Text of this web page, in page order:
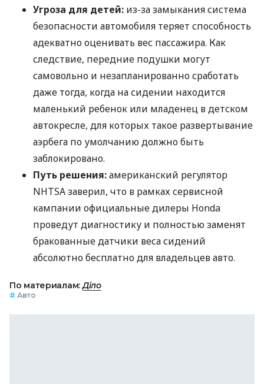
Угроза для детей: из-за замыкания система
безопасности автомобиля теряет способность
адекватно оценивать вес пассажира. Как
следствие, передние подушки могут
самовольно и незапланированно сработать
даже тогда, когда на сидении находится
маленький ребенок или младенец в детском
автокресле, для которых такое развертывание
аэрбега по умолчанию должно быть
заблокировано.
Путь решения:американский регулятор
NHTSA заверил, что в рамках сервисной
кампании официальные дилеры Honda
проведут диагностику и полностью заменят
бракованные датчики веса сидений
абсолютно бесплатно для владельцев авто.
По материалам:Діло
# Авто